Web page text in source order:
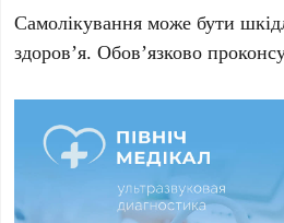
Самолікування може бути
здоров’я. Обов’язково